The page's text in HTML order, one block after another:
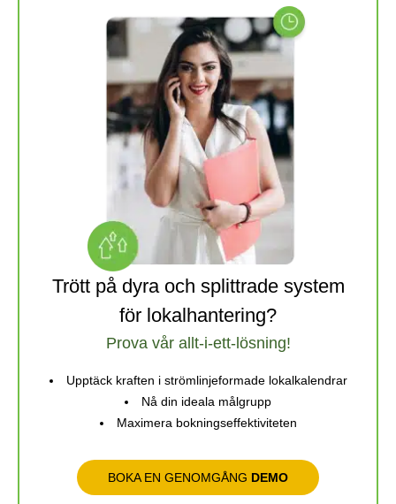
Trött på dyra och splittrade system
för lokalhantering?
Prova vår allt-i-ett-lösning!
Upptäck kraften i strömlinjeformade lokalkalendrar
Nå din ideala målgrupp
Maximera bokningseffektiviteten
BOKA EN GENOMGÅNG DEMO